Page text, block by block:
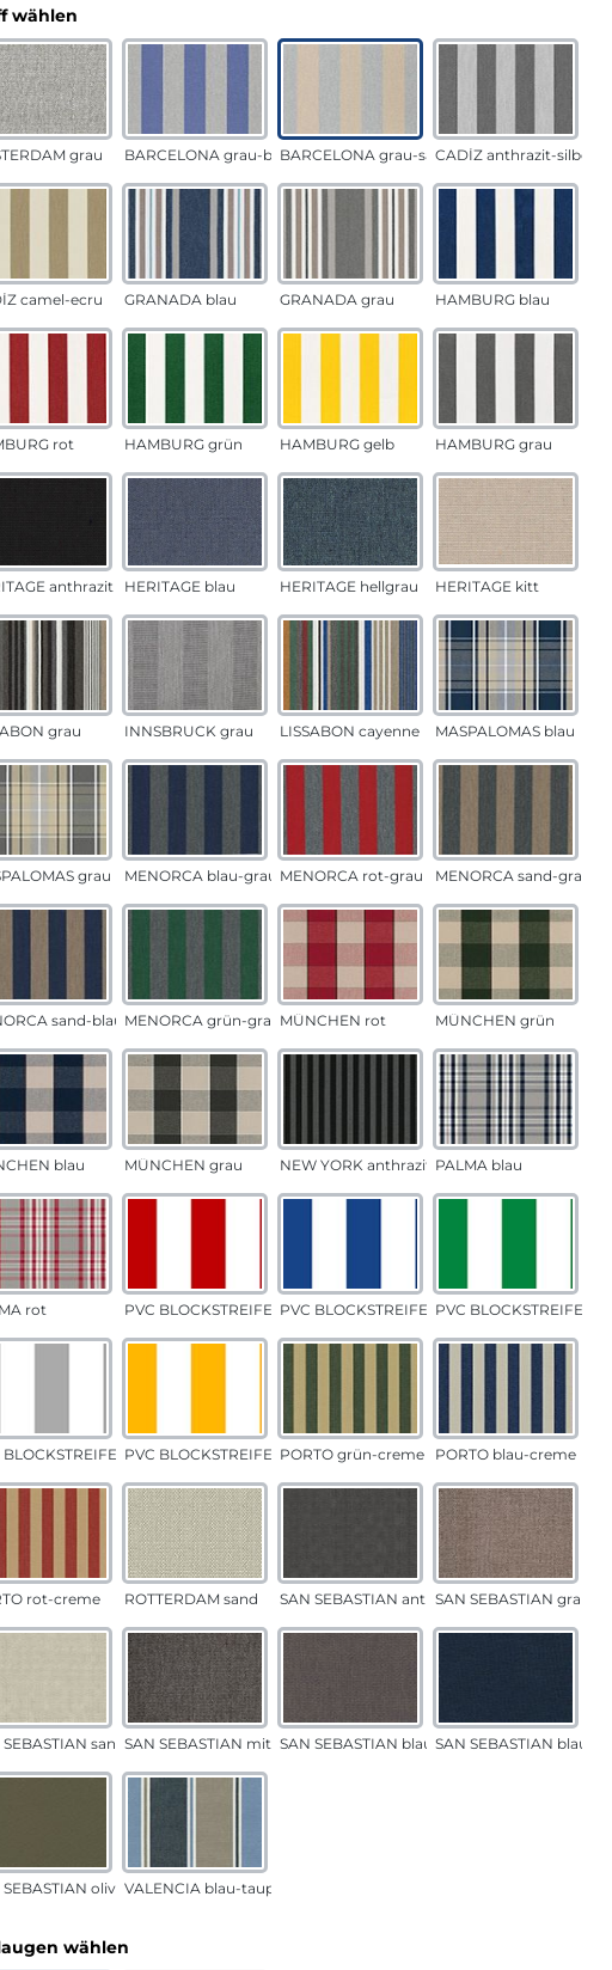
wählen
grau BARCELONA grau-blauBARCELONA grau-sandCADÍZ anthrazit-silber
camel-ecru GRANADA blau GRANADA grau HAMBURG blau
rot HAMBURG grün HAMBURG gelb HAMBURG grau
anthrazit HERITAGE blau HERITAGE hellgrau HERITAGE kitt
grau INNSBRUCK grau LISSABON cayenne MASPALOMAS blau
grau MENORCA blau-grau MENORCA rot-grau MENORCA sand-grau
sand-blau MENORCA grün-grau MÜNCHEN rot MÜNCHEN grün
blau MÜNCHEN grau NEW YORK anthrazit PALMA blau
rot PVC BLOCKSTREIFEN rotPVC BLOCKSTREIFEN blauPVC BLOCKSTREIFEN
BLOCKSTREIFEN grauPVC BLOCKSTREIFEN gelbPORTO grün-creme PORTO blau-creme
rot-creme ROTTERDAM sand SAN SEBASTIAN anthrazitSAN SEBASTIAN grau-
SEBASTIAN sandSAN SEBASTIAN mittelgrauSAN SEBASTIAN blau-sandSAN SEBASTIAN blau
SEBASTIAN oliv VALENCIA blau-taupe
wählen